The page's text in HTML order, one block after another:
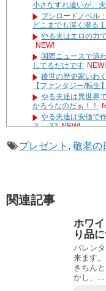
小さなすれ違いが、
ブシロードノベル
どこまでも深く潜る
やる夫はエロの力
NEW!
国際ニュースで追
してるだけです NEW!
後世の歴史家いわ
【ファンタジー/転生】
やる夫達は異世界
かろうなのだぁ！！
やる夫達は安価で
３ -33 NEW!
モンハン自衛隊
プレゼント , 敬老の
関連記事
ホワ
り品
バレン
来ます
きちん
かし、...